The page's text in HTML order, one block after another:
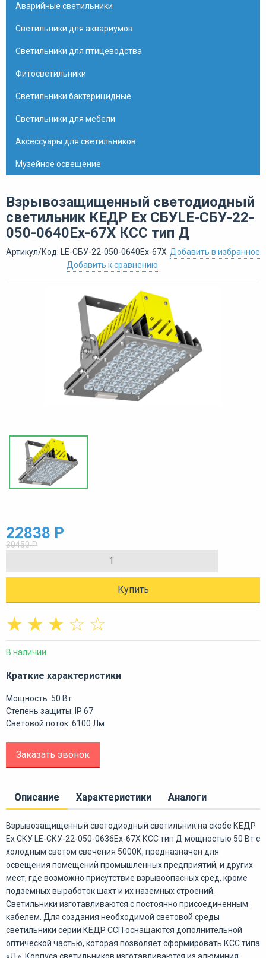
Аварийные светильники
Светильники для аквариумов
Светильники для птицеводства
Фитосветильники
Светильники бактерицидные
Светильники для мебели
Аксессуары для светильников
Музейное освещение
Взрывозащищенный светодиодный
светильник КЕДР Ex СБУLE-СБУ-22-
050-0640Ех-67Х КСС тип Д
Артикул/Код: LE-СБУ-22-050-0640Ех-67Х Добавить в избранное
Добавить к сравнению
22838 Р
30450 Р
Купить
☆
☆
☆
☆
☆
В наличии
Краткие характеристики
Мощность: 50 Вт
Степень защиты: IP 67
Световой поток: 6100 Лм
Заказать звонок
Описание Характеристики Аналоги
Взрывозащищенный светодиодный светильник на скобе КЕДР
Ex СКУ LE-СКУ-22-050-0636Ех-67Х КСС тип Д мощностью 50 Вт с
холодным светом свечения 5000К, предназначен для
освещения помещений промышленных предприятий, и других
мест, где возможно присутствие взрывоопасных сред, кроме
подземных выработок шахт и их наземных строений.
Светильники изготавливаются с постоянно присоединенным
кабелем. Для создания необходимой световой среды
светильники серии КЕДР ССП оснащаются дополнительной
оптической частью, которая позволяет сформировать КСС типа
«Д». Корпуса светильников изготавливаются из алюминия,